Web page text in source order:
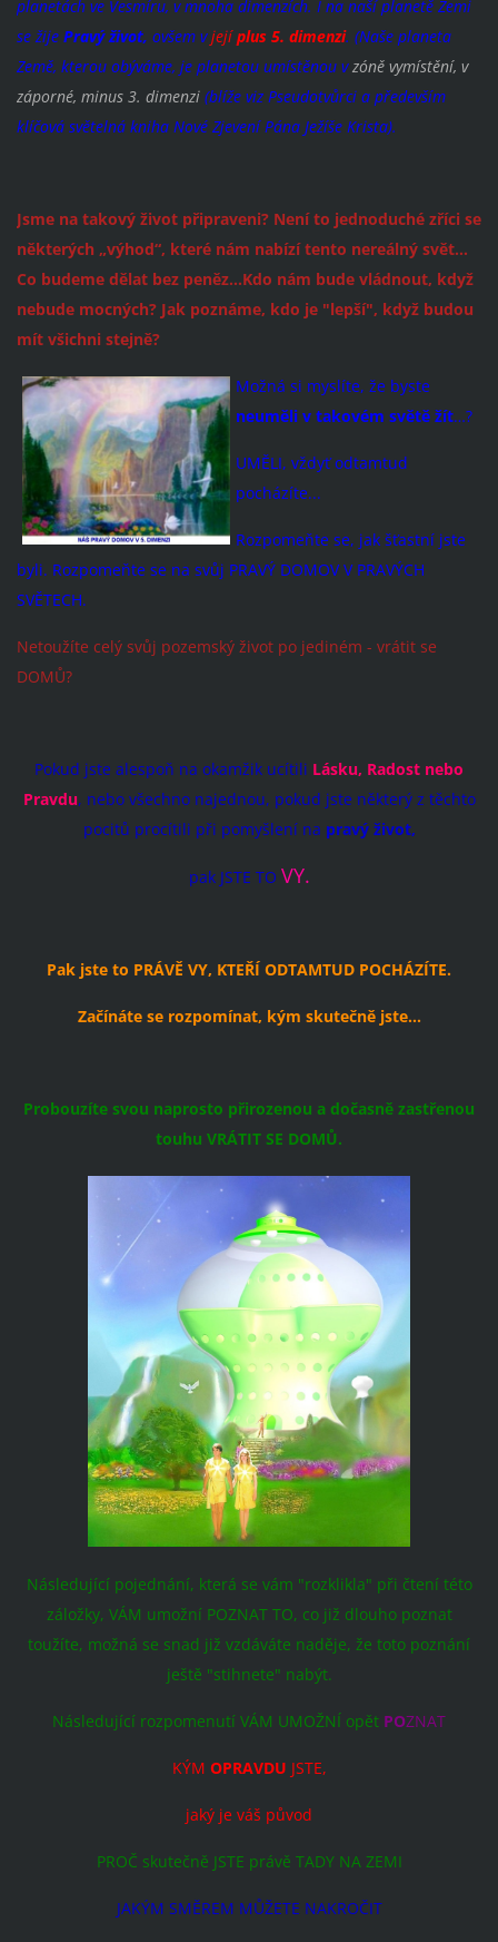
planetách ve Vesmíru, v mnoha dimenzích. I na naší planetě Zemi
se žije Pravý život, ovšem vjejíplus 5. dimenzi. (Naše planeta
Země, kterou obýváme, je planetou umístěnou vzóně vymístění, v
záporné, minus 3. dimenzi (blíže viz Pseudotvůrci a především
klíčová světelná kniha Nové Zjevení Pána Ježíše Krista).
Jsme na takový život připraveni? Není to jednoduché zříci se
některých „výhod“, které nám nabízí tento nereálný svět…
Co budeme dělat bez peněz…Kdo nám bude vládnout, když
nebude mocných? Jak poznáme, kdo je "lepší", když budou
mít všichni stejně?
Možná si myslíte, že byste
neuměli v takovém světě žít…?
UMĚLI, vždyť odtamtud
pocházíte...
Rozpomeňte se, jak šťastní jste
byli. Rozpomeňte se na svůj PRAVÝ DOMOV V PRAVÝCH
SVĚTECH.
Netoužíte celý svůj pozemský život po jediném - vrátit se
DOMŮ?
Pokud jste alespoň na okamžik ucítili Lásku, Radost nebo
Pravdu, nebo všechno najednou, pokud jste některý z těchto
pocitů procítili při pomyšlení na pravý život,
pak JSTE TO VY.
Pak jste to PRÁVĚ VY, KTEŘÍ ODTAMTUD POCHÁZÍTE.
Začínáte se rozpomínat, kým skutečně jste…
Probouzíte svou naprosto přirozenou a dočasně zastřenou
touhu VRÁTIT SE DOMŮ.
Následující pojednání, která se vám "rozklikla" při čtení této
záložky, VÁM umožní POZNAT TO, co již dlouho poznat
toužíte, možná se snad již vzdáváte naděje, že toto poznání
ještě "stihnete" nabýt.
Následující rozpomenutí VÁM UMOŽNÍ opět POZNAT
KÝM OPRAVDU JSTE,
jaký je váš původ
PROČ skutečně JSTE právě TADY NA ZEMI
JAKÝM SMĚREM MŮŽETE NAKROČIT